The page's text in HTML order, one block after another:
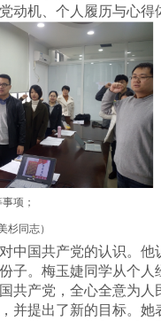
动机、个人履历与心得
事项；
杉同志）
中国共产党的认识。他
子。梅玉婕同学从个人
共产党，全心全意为人
并提出了新的目标。 她